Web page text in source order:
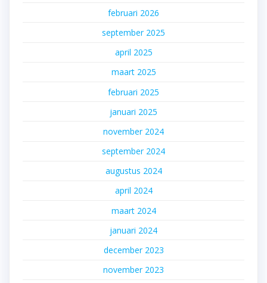
februari 2026
september 2025
april 2025
maart 2025
februari 2025
januari 2025
november 2024
september 2024
augustus 2024
april 2024
maart 2024
januari 2024
december 2023
november 2023